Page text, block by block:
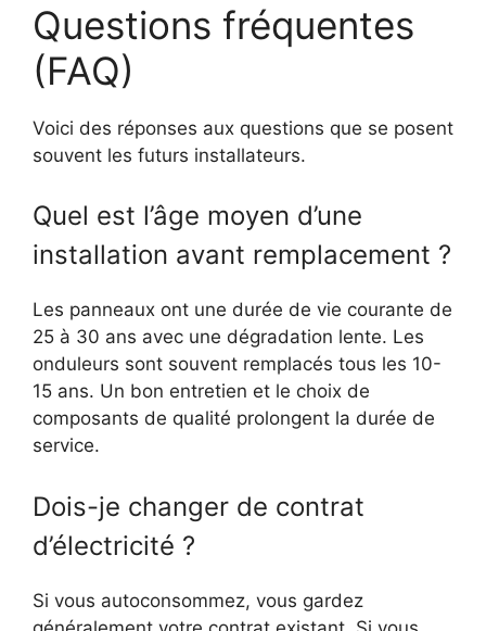
Questions fréquentes
(FAQ)
Voici des réponses aux questions que se posent
souvent les futurs installateurs.
Quel est l’âge moyen d’une
installation avant remplacement ?
Les panneaux ont une durée de vie courante de
25 à 30 ans avec une dégradation lente. Les
onduleurs sont souvent remplacés tous les 10-
15 ans. Un bon entretien et le choix de
composants de qualité prolongent la durée de
service.
Dois-je changer de contrat
d’électricité ?
Si vous autoconsommez, vous gardez